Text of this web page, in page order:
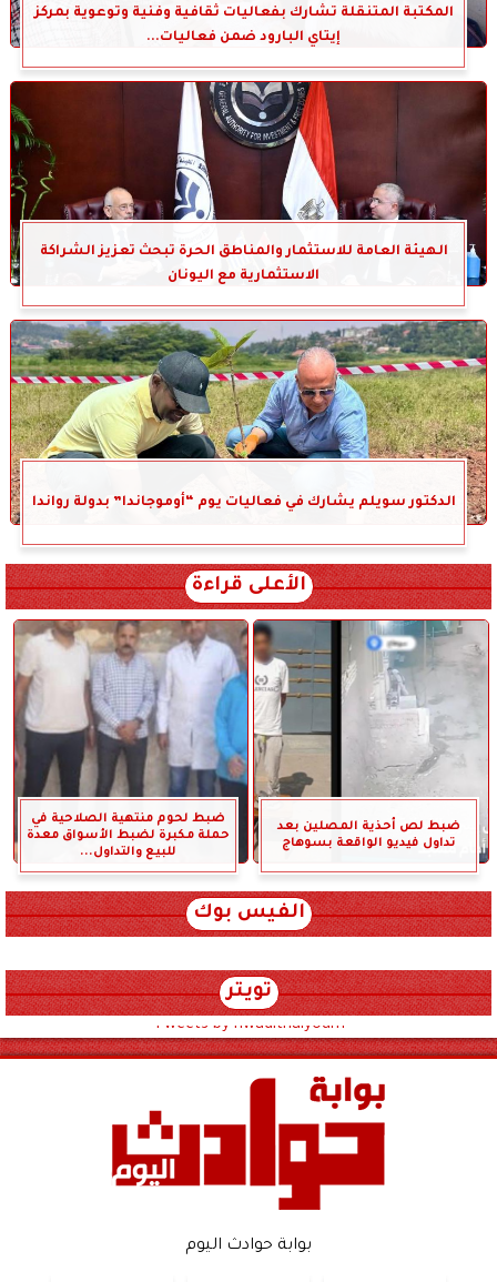
المكتبة المتنقلة تشارك بفعاليات ثقافية وفنية وتوعوية بمركز
إيتاي البارود ضمن فعاليات...
الهيئة العامة للاستثمار والمناطق الحرة تبحث تعزيز الشراكة
الاستثمارية مع اليونان
الدكتور سويلم يشارك في فعاليات يوم “أوموجاندا” بدولة رواندا
الأعلى قراءة
ضبط لص أحذية المصلين بعد
تداول فيديو الواقعة بسوهاج
ضبط لحوم منتهية الصلاحية في
حملة مكبرة لضبط الأسواق معدة
للبيع والتداول...
الفيس بوك
تويتر
Tweets by hwadithalyoum
بوابة حوادث اليوم